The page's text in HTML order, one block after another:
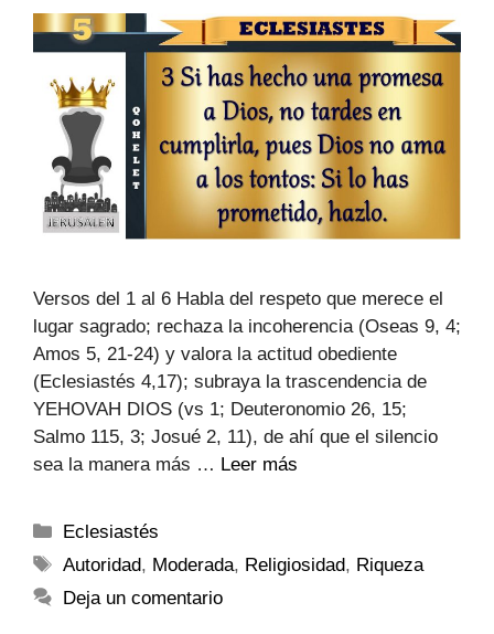
Versos del 1 al 6 Habla del respeto que merece el
lugar sagrado; rechaza la incoherencia (Oseas 9, 4;
Amos 5, 21-24) y valora la actitud obediente
(Eclesiastés 4,17); subraya la trascendencia de
YEHOVAH DIOS (vs 1; Deuteronomio 26, 15;
Salmo 115, 3; Josué 2, 11), de ahí que el silencio
sea la manera más … Leer más
Eclesiastés
Autoridad, Moderada, Religiosidad, Riqueza
Deja un comentario